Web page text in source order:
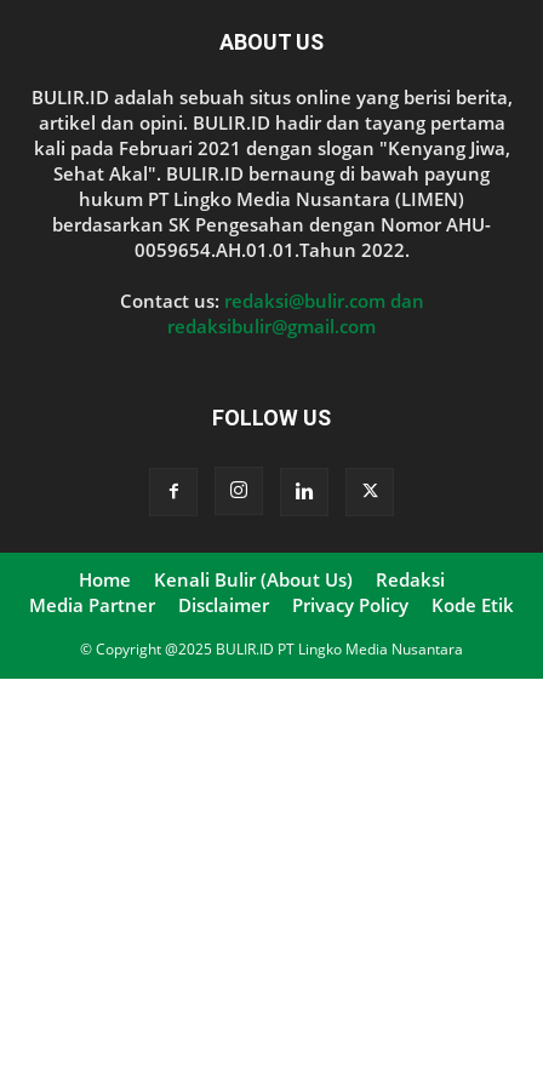
ABOUT US
BULIR.ID adalah sebuah situs online yang berisi berita,
artikel dan opini. BULIR.ID hadir dan tayang pertama
kali pada Februari 2021 dengan slogan "Kenyang Jiwa,
Sehat Akal". BULIR.ID bernaung di bawah payung
hukum PT Lingko Media Nusantara (LIMEN)
berdasarkan SK Pengesahan dengan Nomor AHU-
0059654.AH.01.01.Tahun 2022.
Contact us: redaksi@bulir.com dan
redaksibulir@gmail.com
FOLLOW US
Home Kenali Bulir (About Us)
Redaksi
Media Partner
Disclaimer Privacy Policy Kode Etik
© Copyright @2025 BULIR.ID PT Lingko Media Nusantara